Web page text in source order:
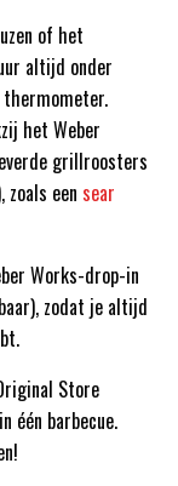
of het
altijd onder
het Weber
grillroosters
een sear
Works-drop-in
zodat je altijd
Store
één barbecue.